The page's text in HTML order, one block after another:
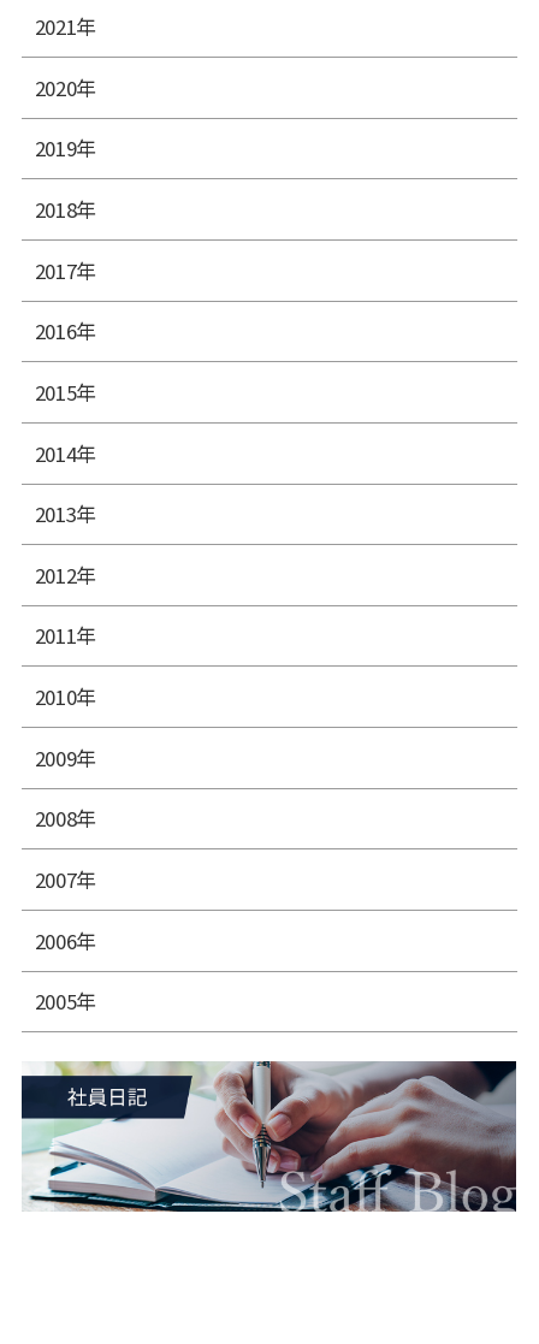
2021年
2020年
2019年
2018年
2017年
2016年
2015年
2014年
2013年
2012年
2011年
2010年
2009年
2008年
2007年
2006年
2005年